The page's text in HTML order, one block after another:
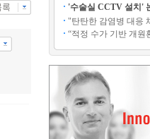
'수술실 CCTV 설치'
"탄탄한 감염병 대응
“적정 수가 기반 개원